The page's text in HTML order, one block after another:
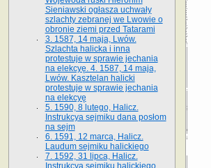
Sieniawski ogłasza uchwały
szlachty zebranej we Lwowie o
obronie ziemi przed Tatarami
3. 1587, 14 maja, Lwów.
Szlachta halicka i inna
protestuje w sprawie jechania
na elekcyę. 4. 1587, 14 maja,
Lwów. Kasztelan halicki
protestuje w sprawie jechania
na elekcyę
5. 1590, 8 lutego, Halicz.
Instrukcya sejmiku dana posłom
na sejm
6. 1591, 12 marca, Halicz.
Laudum sejmiku halickiego
7. 1592, 31 lipca, Halicz.
Instrukcya sejmiku halickiego